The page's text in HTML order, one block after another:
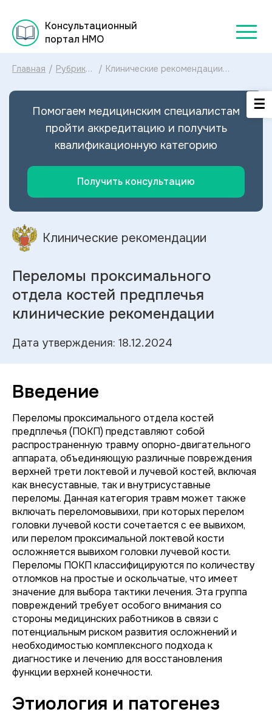
Консультационный
портал НМО
Главная / Рубрикатор
рекомендаций
/ Клинические рекомендации
костей предплечья МКБ-10:
проксимального отдела костей
предплечья 2024
Помогаем медицинским специалистам
пройти аккредитацию и получить
квалификационную категорию
Получить консультацию
Клинические рекомендации
Переломы проксимального
отдела костей предплечья
клинические рекомендации
Дата утверждения: 18.12.2024
Введение
Переломы проксимального отдела костей
предплечья (ПОКП) представляют собой
распространенную травму опорно-двигательного
аппарата, объединяющую различные повреждения
верхней трети локтевой и лучевой костей, включая
как внесуставные, так и внутрисуставные
переломы. Данная категория травм может также
включать переломовывихи, при которых перелом
головки лучевой кости сочетается с ее вывихом,
или перелом проксимальной локтевой кости
осложняется вывихом головки лучевой кости.
Переломы ПОКП классифицируются по количеству
отломков на простые и оскольчатые, что имеет
значение для выбора тактики лечения. Эта группа
повреждений требует особого внимания со
стороны медицинских работников в связи с
потенциальным риском развития осложнений и
необходимостью комплексного подхода к
диагностике и лечению для восстановления
функции верхней конечности.
Этиология и патогенез